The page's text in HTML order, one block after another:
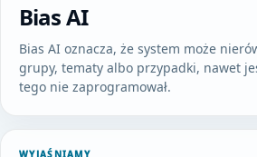
Bias AI
Bias AI oznacza, że system może
grupy, tematy albo przypadki, nawet
tego nie zaprogramował.
WYJAŚNIAMY